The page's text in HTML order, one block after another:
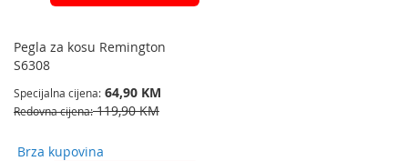
Pegla za kosu Remington
S6308
Specijalna cijena 64,90 KM
Redovna cijena 119,90 KM
Brza kupovina